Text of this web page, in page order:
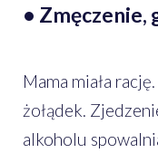
• Zmęczenie,
Mama miała
żołądek.
alkoholu